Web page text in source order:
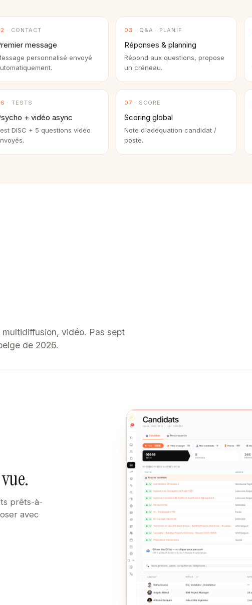
· CONTACT
message
personnalisé envoyé
03 · Q&A · PLANIF
Réponses & planning
Répond aux questions, propose
un créneau.
· TESTS
+ vidéo async
DISC + 5 questions vidéo
07 · SCORE
Scoring global
Note d'adéquation candidat /
poste.
vidéo. Pas sept
de 2026.
prêts-à-
avec